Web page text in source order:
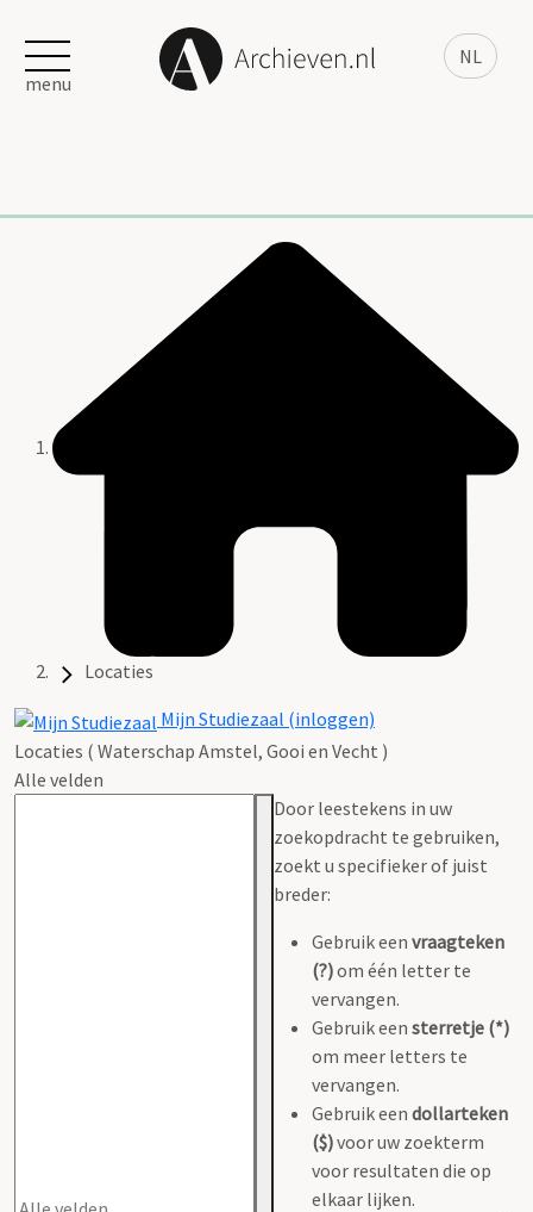
NL
menu
Locaties
Mijn Studiezaal (inloggen)
Locaties ( Waterschap Amstel, Gooi en Vecht )
Alle velden
Door leestekens in uw
zoekopdracht te gebruiken,
zoekt u specifieker of juist
breder:
Gebruik een vraagteken
(?)om één letter te
vervangen.
Gebruik een sterretje (*)
om meer letters te
vervangen.
Gebruik een dollarteken
($)voor uw zoekterm
voor resultaten die op
elkaar lijken.